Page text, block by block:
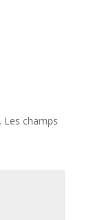
Les champs